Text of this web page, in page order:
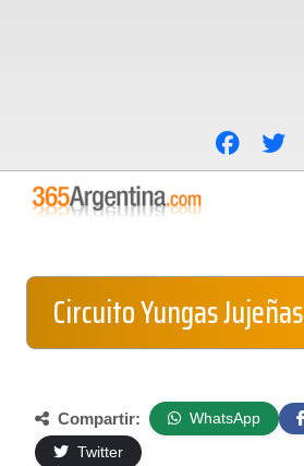
Circuito Yungas Jujeñas
Compartir: WhatsApp
Twitter